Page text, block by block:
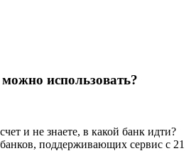
использовать?
и не знаете, в какой банк идти?
поддерживающих сервис с 21